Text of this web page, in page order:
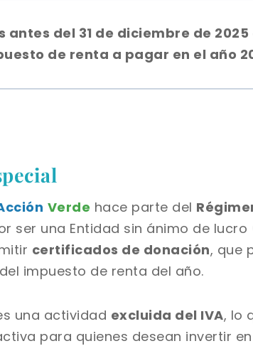
antes del 31 de diciembre de
de renta a pagar en el año
Verde hace parte del
ser una Entidad sin ánimo de lucro
certificados de donación, que
del impuesto de renta del año.
una actividad excluida del IVA, lo
para quienes desean invertir